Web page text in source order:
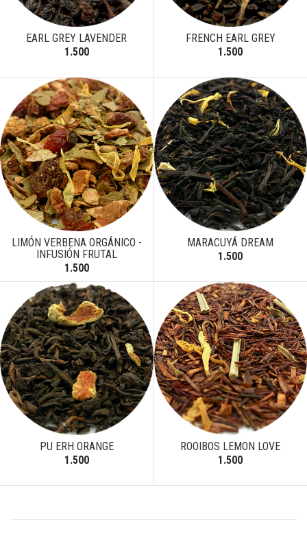
EARL GREY LAVENDER
1.500
FRENCH EARL GREY
1.500
LIMÓN VERBENA ORGÁNICO -
INFUSIÓN FRUTAL
1.500
MARACUYÁ DREAM
1.500
PU ERH ORANGE
1.500
ROOIBOS LEMON LOVE
1.500